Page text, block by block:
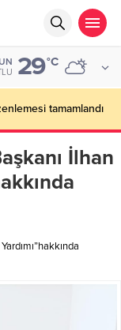
29°C
tamamlandı
İlhan